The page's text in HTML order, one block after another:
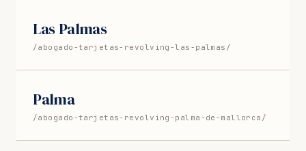
Las Palmas
/abogado-tarjetas-revolving-las-palmas/
Palma
/abogado-tarjetas-revolving-palma-de-mallorca/